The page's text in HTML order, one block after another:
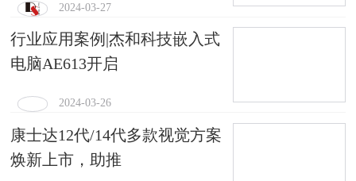
2024-03-27
行业应用案例|杰和科技嵌入式
电脑AE613开启
2024-03-26
康士达12代/14代多款视觉方案
焕新上市，助推